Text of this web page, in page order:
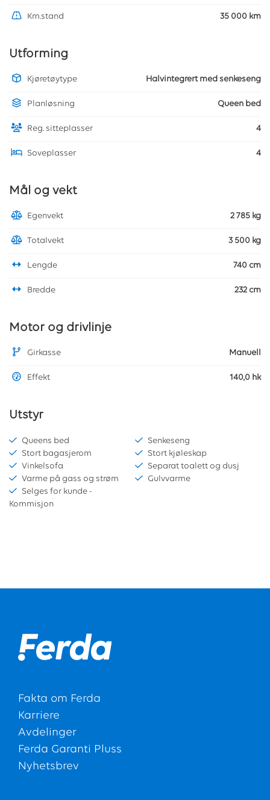
Km.stand 35 000 km
Utforming
Kjøretøytype Halvintegrert med senkeseng
Planløsning Queen bed
Reg. sitteplasser 4
Soveplasser 4
Mål og vekt
Egenvekt 2 785 kg
Totalvekt 3 500 kg
Lengde 740 cm
Bredde 232 cm
Motor og drivlinje
Girkasse Manuell
Effekt 140,0 hk
Utstyr
Queens bed
Senkeseng
Stort bagasjerom
Stort kjøleskap
Vinkelsofa
Separat toalett og dusj
Varme på gass og strøm
Gulvvarme
Selges for kunde -
Kommisjon
Fakta om Ferda
Karriere
Avdelinger
Ferda Garanti Pluss
Nyhetsbrev